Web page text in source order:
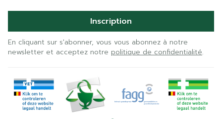
Inscription
En cliquant sur s'abonner, vous vous abonnez à notre
newsletter et acceptez notre politique de confidentialité.